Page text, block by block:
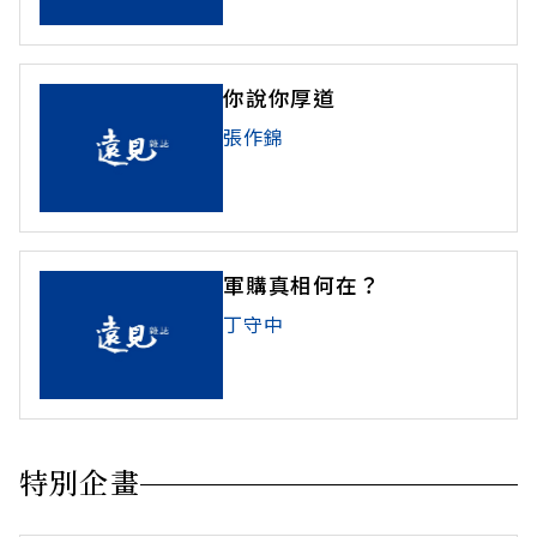
你說你厚道
張作錦
軍購真相何在？
丁守中
特別企畫